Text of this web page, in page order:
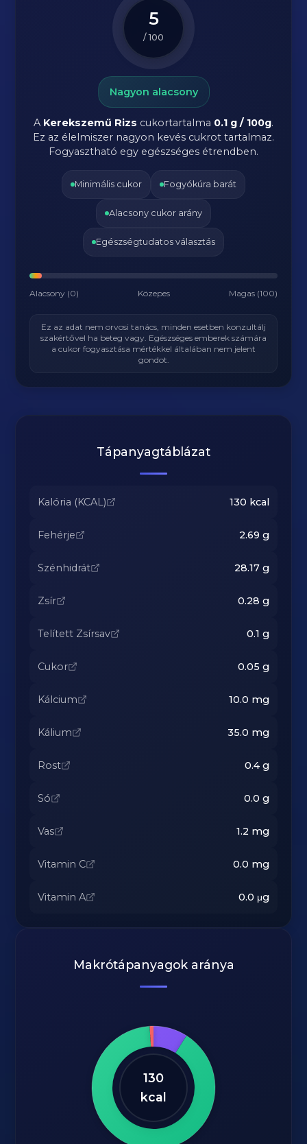
5
/ 100
Nagyon alacsony
A Kerekszemű Rizs cukortartalma 0.1 g / 100g.
Ez az élelmiszer nagyon kevés cukrot tartalmaz.
Fogyasztható egy egészséges étrendben.
Minimális cukor Fogyókúra barát
Alacsony cukor arány
Egészségtudatos választás
Alacsony (0) Közepes Magas (100)
Ez az adat nem orvosi tanács, minden esetben konzultálj
szakértővel ha beteg vagy. Egészséges emberek számára
a cukor fogyasztása mértékkel általában nem jelent
gondot.
Tápanyagtáblázat
Kalória (KCAL) 130 kcal
Fehérje 2.69 g
Szénhidrát 28.17g
Zsír 0.28 g
Telített Zsírsav 0.1 g
Cukor 0.05 g
Kálcium 10.0 mg
Kálium 35.0 mg
Rost 0.4g
Só 0.0 g
Vas 1.2 mg
Vitamin C 0.0 mg
Vitamin A 0.0 μg
Makrótápanyagok aránya
130
kcal